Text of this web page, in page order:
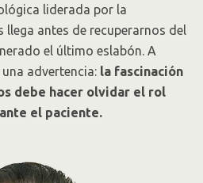
liderada por la
antes de recuperarnos del
el último eslabón. A
advertencia: la fascinación
debe hacer olvidar el rol
el paciente.